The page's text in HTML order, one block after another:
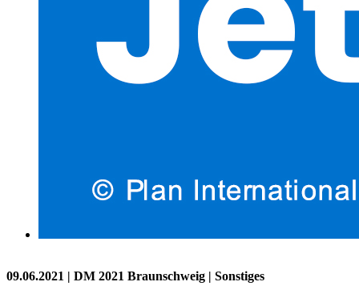
09.06.2021 | DM 2021 Braunschweig | Sonstiges